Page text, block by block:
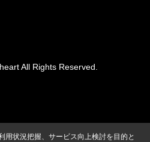
All Rights Reserved.
用状況把握、サービス向上検討を目的と